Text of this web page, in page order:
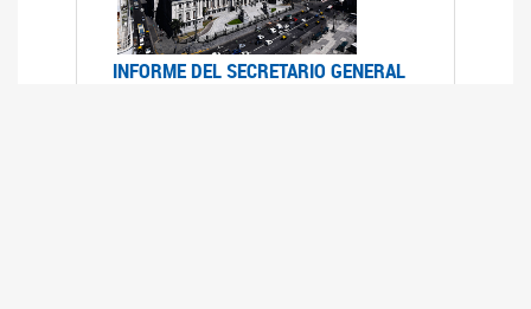
INFORME DEL SECRETARIO GENERAL